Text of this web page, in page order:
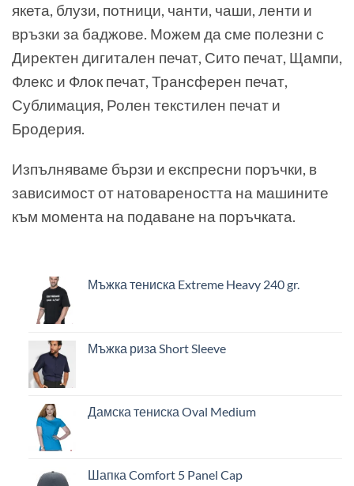
якета, блузи, потници, чанти, чаши, ленти и
връзки за баджове. Можем да сме полезни с
Директен дигитален печат, Сито печат, Щампи,
Флекс и Флок печат, Трансферен печат,
Сублимация, Ролен текстилен печат и
Бродерия.
Изпълняваме бързи и експресни поръчки, в
зависимост от натовареността на машините
към момента на подаване на поръчката.
Мъжка тениска Extreme Heavy 240 gr.
Мъжка риза Short Sleeve
Дамска тениска Oval Medium
Шапка Comfort 5 Panel Cap